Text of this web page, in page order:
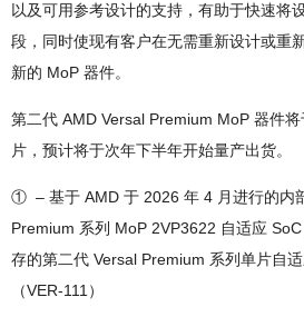
以及可用参考设计的支持，有助于快速将
段，同时使现有客户在无需重新设计或重
新的 MoP 器件。
第二代 AMD Versal Premium MoP 器件
片，预计将于次年下半年开始量产出货。
① – 基于 AMD 于 2026 年 4 月进行的内
Premium 系列 MoP 2VP3622 自适应
存的第二代 Versal Premium 系列单片自适
（VER-111）